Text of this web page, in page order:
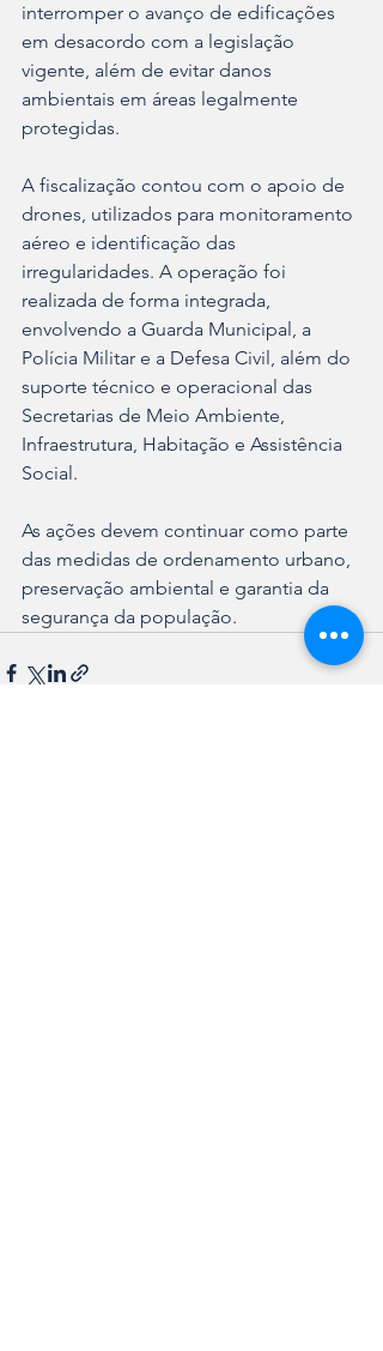
interromper o avanço de edificações
em desacordo com a legislação
vigente, além de evitar danos
ambientais em áreas legalmente
protegidas.
A fiscalização contou com o apoio de
drones, utilizados para monitoramento
aéreo e identificação das
irregularidades. A operação foi
realizada de forma integrada,
envolvendo a Guarda Municipal, a
Polícia Militar e a Defesa Civil, além do
suporte técnico e operacional das
Secretarias de Meio Ambiente,
Infraestrutura, Habitação e Assistência
Social.
As ações devem continuar como parte
das medidas de ordenamento urbano,
preservação ambiental e garantia da
segurança da população.